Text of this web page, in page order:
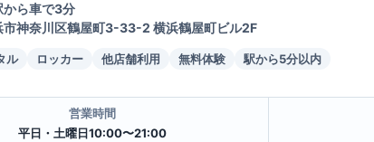
から車で3分
市神奈川区鶴屋町3-33-2 横浜鶴屋町ビル2F
ル ロッカー 他店舗利用 無料体験 駅から5分以内
営業時間
平日・土曜日10:00〜21:00